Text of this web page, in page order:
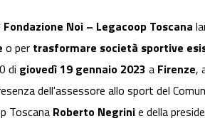
Fondazione Noi – Legacoop Toscana
o per trasformare società sportive
di giovedì 19 gennaio 2023 a Firenze,
dell'assessore allo sport del
Toscana Roberto Negrinie della